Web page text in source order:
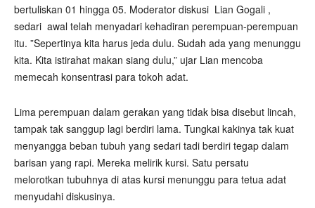
bertuliskan 01 hingga 05. Moderator diskusi Lian Gogali ,
sedari awal telah menyadari kehadiran perempuan-perempuan
itu. ”Sepertinya kita harus jeda dulu. Sudah ada yang menunggu
kita. Kita istirahat makan siang dulu,” ujar Lian mencoba
memecah konsentrasi para tokoh adat.
Lima perempuan dalam gerakan yang tidak bisa disebut lincah,
tampak tak sanggup lagi berdiri lama. Tungkai kakinya tak kuat
menyangga beban tubuh yang sedari tadi berdiri tegap dalam
barisan yang rapi. Mereka melirik kursi. Satu persatu
melorotkan tubuhnya di atas kursi menunggu para tetua adat
menyudahi diskusinya.